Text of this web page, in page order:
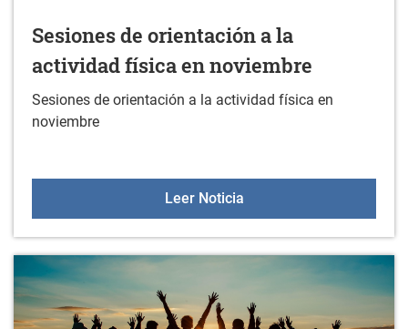
Sesiones de orientación a la
actividad física en noviembre
Sesiones de orientación a la actividad física en
noviembre
Leer NoticiaSesiones de orientación